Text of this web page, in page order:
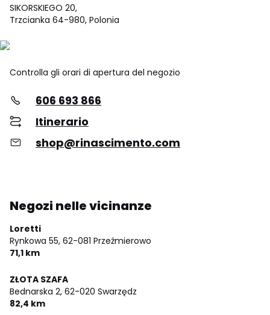
SIKORSKIEGO 20,
Trzcianka 64-980, Polonia
Controlla gli orari di apertura del negozio
606 693 866
Itinerario
shop@rinascimento.com
Negozi nelle vicinanze
Loretti
Rynkowa 55, 62-081 Przeźmierowo
71,1 km
ZŁOTA SZAFA
Bednarska 2, 62-020 Swarzędz
82,4 km